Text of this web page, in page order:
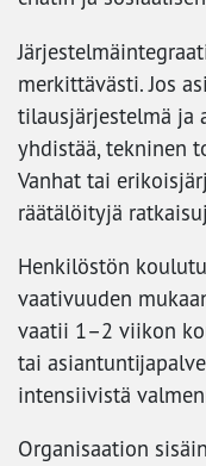
merkittävästi. Jos
tilausjärjestelmä ja
yhdistää, tekninen
Vanhat tai
räätälöityjä
Henkilöstön
vaativuuden
vaatii 1–2 viikon
tai
intensiivistä
Organisaation